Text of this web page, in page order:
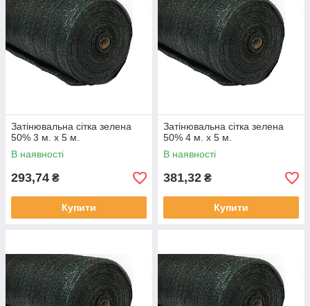
Затінювальна сітка зелена
50% 3 м. х 5 м.
В наявності
293,74 ₴
Купити
Затінювальна сітка зелена
50% 4 м. х 5 м.
В наявності
381,32 ₴
Купити